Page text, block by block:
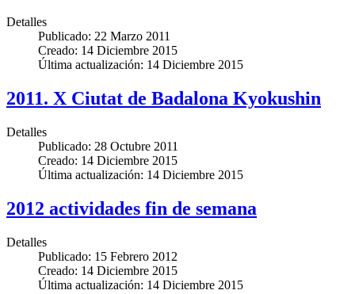
Detalles
Publicado: 22 Marzo 2011
Creado: 14 Diciembre 2015
Última actualización: 14 Diciembre 2015
2011. X Ciutat de Badalona Kyokushin
Detalles
Publicado: 28 Octubre 2011
Creado: 14 Diciembre 2015
Última actualización: 14 Diciembre 2015
2012 actividades fin de semana
Detalles
Publicado: 15 Febrero 2012
Creado: 14 Diciembre 2015
Última actualización: 14 Diciembre 2015